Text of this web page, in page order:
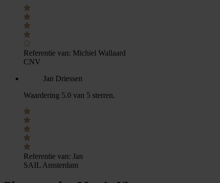
Referentie van: Michiel Wallaard
CNV
Jan Driessen
Waardering 5.0 van 5 sterren.
Referentie van: Jan
SAIL Amsterdam